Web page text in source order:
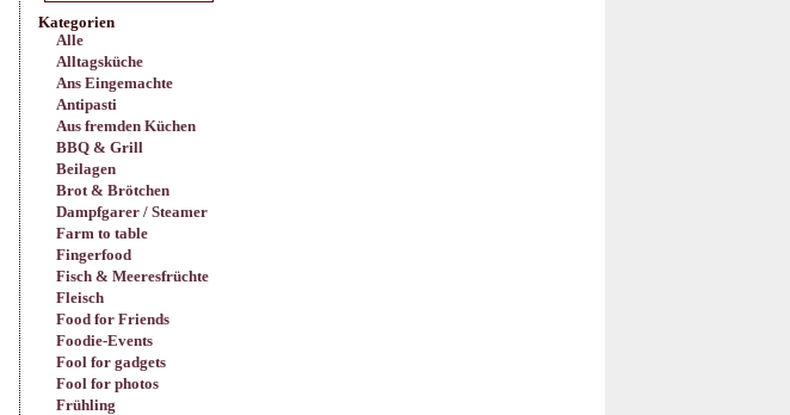
Kategorien
Alle
Alltagsküche
Ans Eingemachte
Antipasti
Aus fremden Küchen
BBQ & Grill
Beilagen
Brot & Brötchen
Dampfgarer / Steamer
Farm to table
Fingerfood
Fisch & Meeresfrüchte
Fleisch
Food for Friends
Foodie-Events
Fool for gadgets
Fool for photos
Frühling